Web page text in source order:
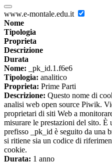
www.e-montale.edu.it
Nome
Tipologia
Proprieta
Descrizione
Durata
Nome: _pk_id.1.f6e6
Tipologia: analitico
Proprieta: Prime Parti
Descrizione: Questo nome di
analisi web open source Piwik.
proprietari di siti Web a
misurare le prestazioni del sito.
prefisso _pk_id è seguito da una
si ritiene sia un codice di
cookie.
Durata: 1 anno